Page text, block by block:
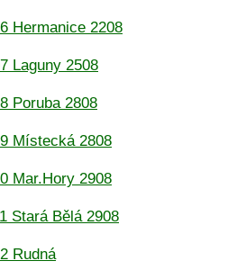
Hermanice 2208
Laguny 2508
Poruba 2808
Místecká 2808
Mar.Hory 2908
Stará Bělá 2908
Rudná